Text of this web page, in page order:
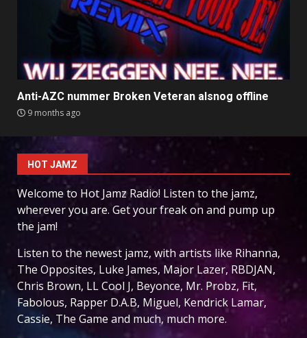
Anti-AZC nummer Broken Veteran alsnog offline
9 months ago
HOT JAMZ
Welcome to Hot Jamz Radio! Listen to the jamz,
wherever you are. Get your freak on and pump up
the jam!
Listen to the newest jamz, with artists like Rihanna,
The Opposites, Luke James, Major Lazer, RBDJAN,
Chris Brown, LL Cool J, Beyonce, Mr. Probz, Fit,
Fabolous, Rapper D.A.B, Miguel, Kendrick Lamar,
Cassie, The Game and much, much more.